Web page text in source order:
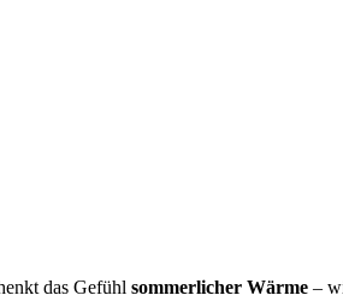
das Gefühlsommerlicher Wärme –